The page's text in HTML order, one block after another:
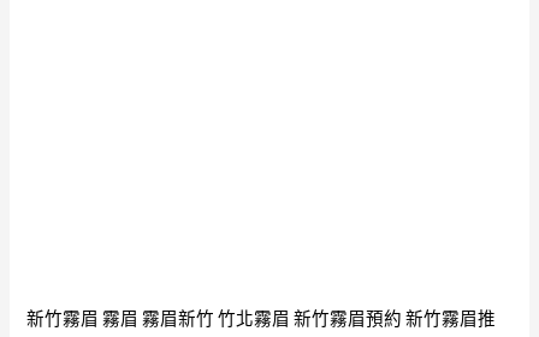
之
索
新竹霧眉 霧眉 霧眉新竹 竹北霧眉 新竹霧眉預約 新竹霧眉推